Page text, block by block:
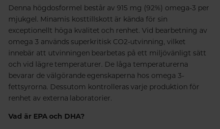
Denna högdosformel består av 915 mg (92%) omega-3 per
mjukgel. Minamis kosttillskott är kända för sin
exceptionellt höga kvalitet och renhet. Vid bearbetning av
omega 3 används superkritisk CO2-utvinning, vilket
innebär att utvinningen bearbetas på ett miljövänligt sätt
och vid lägre temperaturer. De låga temperaturerna
bevarar de välgörande egenskaperna hos omega 3-
fettsyrorna. Dessutom kontrolleras varje produktion för
renhet av externa laboratorier.
Vad är EPA och DHA?